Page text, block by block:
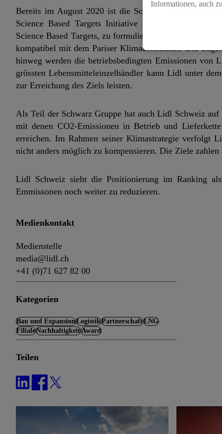
Bereits im August 2020 ist die Schwarz Gruppe,
Science Based Targets Initiative beigetreten und hat
Science Based Targets, zu formulieren. Diese wurden
kompatibel mit dem Pariser Klimaabkommen und
hinweg werden die betriebsbedingten Emissionen
grössten Lebensmitteleinzelhändler kann Lidl unter
zur Erreichung des Ziels leisten.
Als Teil der Schwarz Gruppe hat auch Lidl Schweiz
mit denen CO2-Emissionen in Betrieb und
erreichen. Im Rahmen seiner Klimastrategie verfolgt
nicht anders möglich zu kompensieren. Die Ziele
Lidl Schweiz sieht die Positionierung im Ranking
Emmissonen noch weiter zu reduzieren.
Medienkontakt
Medienstelle
media@lidl.ch
+41 (0)71 627 82 00
Kategorien
Bau und ExpansionLogistikPartnerschaftLNG
FilialeNachhaltigkeitAward
Teilen
Informationen, auch